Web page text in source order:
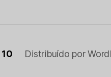
10 Distribuído por